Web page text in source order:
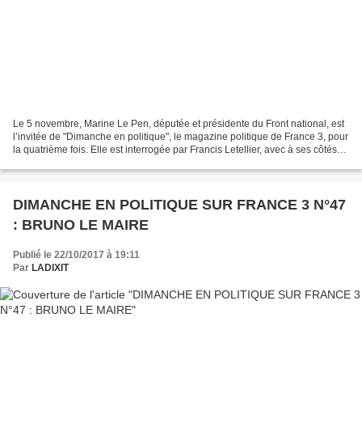
Le 5 novembre, Marine Le Pen, députée et présidente du Front national, est
l’invitée de "Dimanche en politique", le magazine politique de France 3, pour
la quatrième fois. Elle est interrogée par Francis Letellier, avec à ses côtés
DIMANCHE EN POLITIQUE SUR FRANCE 3 N°47
: BRUNO LE MAIRE
Publié le 22/10/2017 à 19:11
Par LADIXIT